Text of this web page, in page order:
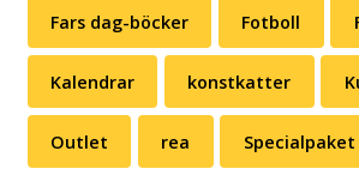
Fars dag-böcker Fotboll
Kalendrar konstkatter
Outlet rea Specialpaket